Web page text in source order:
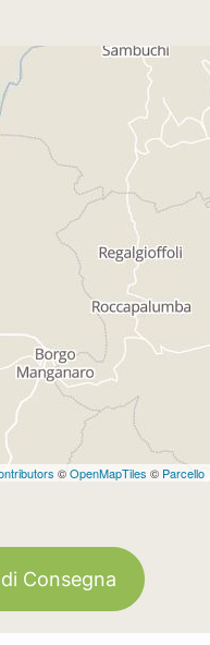
©OpenMapTiles © Parcello
Consegna